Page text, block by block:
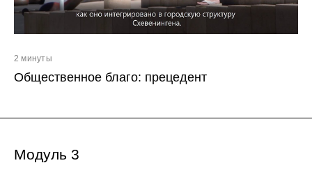
2 минуты
Общественное благо: прецедент
Модуль 3